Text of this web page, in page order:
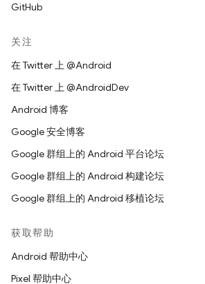
GitHub
关注
在 Twitter 上 @Android
在 Twitter 上 @AndroidDev
Android 博客
Google 安全博客
Google 群组上的 Android 平台论坛
Google 群组上的 Android 构建论坛
Google 群组上的 Android 移植论坛
获取帮助
Android 帮助中心
Pixel 帮助中心